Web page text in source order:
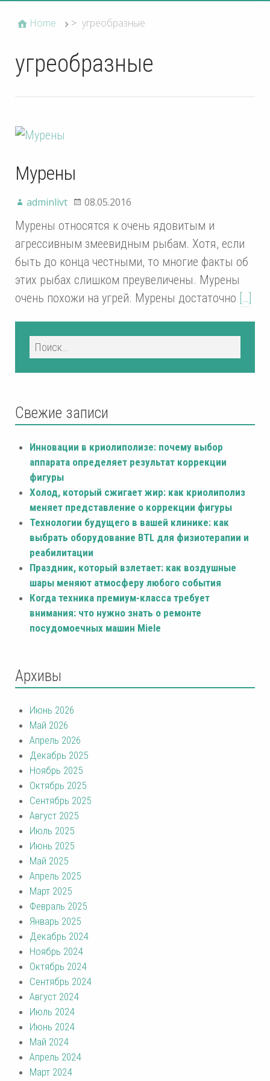
Home > угреобразные
угреобразные
Мурены
adminlivt 08.05.2016
Мурены относятся к очень ядовитым и
агрессивным змеевидным рыбам. Хотя, если
быть до конца честными, то многие факты об
этих рыбах слишком преувеличены. Мурены
очень похожи на угрей. Мурены достаточно […]
Свежие записи
Инновации в криолиполизе: почему выбор
аппарата определяет результат коррекции
фигуры
Холод, который сжигает жир: как криолиполиз
меняет представление о коррекции фигуры
Технологии будущего в вашей клинике: как
выбрать оборудование BTL для физиотерапии и
реабилитации
Праздник, который взлетает: как воздушные
шары меняют атмосферу любого события
Когда техника премиум-класса требует
внимания: что нужно знать о ремонте
посудомоечных машин Miele
Архивы
Июнь 2026
Май 2026
Апрель 2026
Декабрь 2025
Ноябрь 2025
Октябрь 2025
Сентябрь 2025
Август 2025
Июль 2025
Июнь 2025
Май 2025
Апрель 2025
Март 2025
Февраль 2025
Январь 2025
Декабрь 2024
Ноябрь 2024
Октябрь 2024
Сентябрь 2024
Август 2024
Июль 2024
Июнь 2024
Май 2024
Апрель 2024
Март 2024